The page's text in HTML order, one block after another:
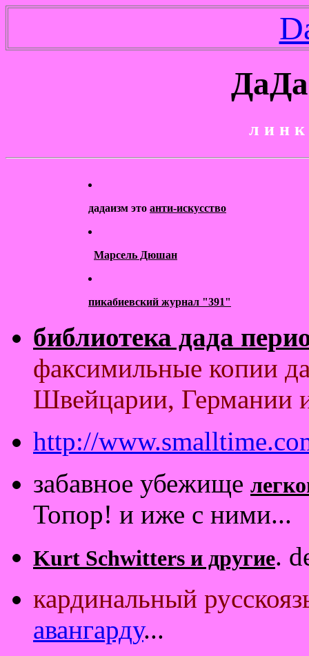
ДаДа
л и н
дадаизм это анти-искусство
Марсель Дюшан
пикабиевский журнал "391"
библиотека дада
факсимильные копии
Швейцарии, Германии
http://
забавное убежище
Топор! и иже с ними...
Kurt Schwitters и другие.
кардинальный
авангарду...